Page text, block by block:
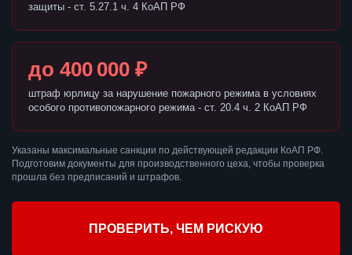
защиты - ст. 5.27.1 ч. 4 КоАП РФ
до 400 000 ₽
штраф юрлицу за нарушение пожарного режима в условиях
особого противопожарного режима - ст. 20.4 ч. 2 КоАП РФ
Указаны максимальные санкции по действующей редакции КоАП РФ.
Подготовим документы для производственного цеха, чтобы проверка
прошла без предписаний и штрафов.
ПРОВЕРИТЬ, ЧЕМ РИСКУЮ